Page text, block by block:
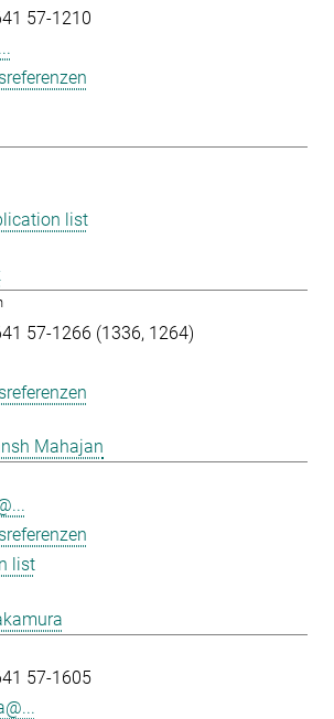
57-1210
list
57-1266 (1336, 1264)
Mahajan
list
57-1605